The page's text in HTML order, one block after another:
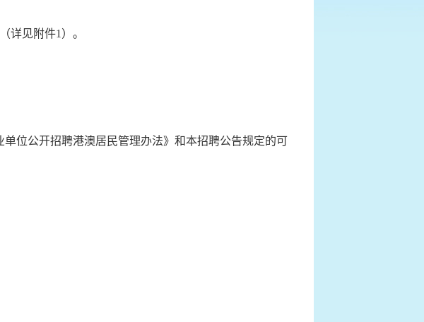
详见附件1）。
位公开招聘港澳居民管理办法》和本招聘公告规定的可